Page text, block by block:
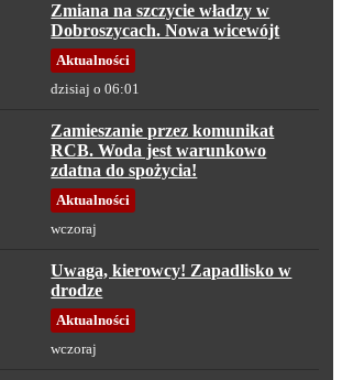
Zmiana na szczycie władzy w
Dobroszycach. Nowa wicewójt
Aktualności
dzisiaj o 06:01
Zamieszanie przez komunikat
RCB. Woda jest warunkowo
zdatna do spożycia!
Aktualności
wczoraj
Uwaga, kierowcy! Zapadlisko w
drodze
Aktualności
wczoraj